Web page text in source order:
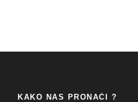
KAKO NAS PRONAĆI ?